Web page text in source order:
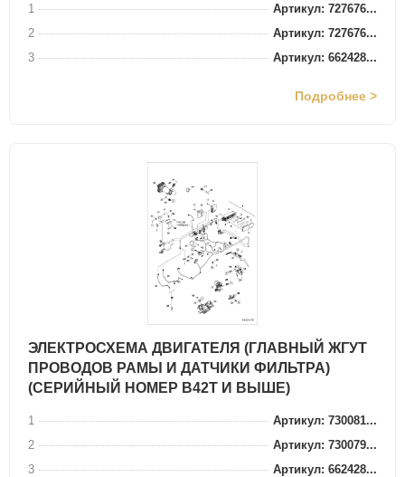
1
Артикул: 727676...
2
Артикул: 727676...
3
Артикул: 662428...
Подробнее >
ЭЛЕКТРОСХЕМА ДВИГАТЕЛЯ (ГЛАВНЫЙ ЖГУТ
ПРОВОДОВ РАМЫ И ДАТЧИКИ ФИЛЬТРА)
(СЕРИЙНЫЙ НОМЕР B42T И ВЫШЕ)
1
Артикул: 730081...
2
Артикул: 730079...
3
Артикул: 662428...